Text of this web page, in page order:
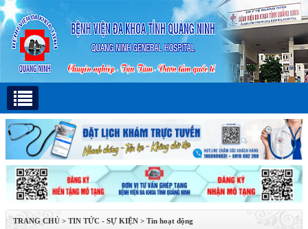
TRANG CHỦ > TIN TỨC - SỰ KIỆN > Tin hoạt động